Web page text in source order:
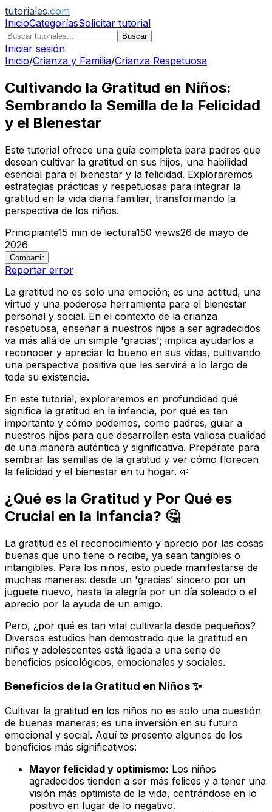
tutoriales.com
InicioCategoríasSolicitar tutorial
Buscar
Iniciar sesión
Inicio/Crianza y Familia/Crianza Respetuosa
Cultivando la Gratitud en Niños:
Sembrando la Semilla de la Felicidad
y el Bienestar
Este tutorial ofrece una guía completa para padres que
desean cultivar la gratitud en sus hijos, una habilidad
esencial para el bienestar y la felicidad. Exploraremos
estrategias prácticas y respetuosas para integrar la
gratitud en la vida diaria familiar, transformando la
perspectiva de los niños.
Principiante15 min de lectura150 views26 de mayo de
2026
Compartir
Reportar error
La gratitud no es solo una emoción; es una actitud, una
virtud y una poderosa herramienta para el bienestar
personal y social. En el contexto de la crianza
respetuosa, enseñar a nuestros hijos a ser agradecidos
va más allá de un simple 'gracias'; implica ayudarlos a
reconocer y apreciar lo bueno en sus vidas, cultivando
una perspectiva positiva que les servirá a lo largo de
toda su existencia.
En este tutorial, exploraremos en profundidad qué
significa la gratitud en la infancia, por qué es tan
importante y cómo podemos, como padres, guiar a
nuestros hijos para que desarrollen esta valiosa cualidad
de una manera auténtica y significativa. Prepárate para
sembrar las semillas de la gratitud y ver cómo florecen
la felicidad y el bienestar en tu hogar. 🌱
¿Qué es la Gratitud y Por Qué es
Crucial en la Infancia? 🤔
La gratitud es el reconocimiento y aprecio por las cosas
buenas que uno tiene o recibe, ya sean tangibles o
intangibles. Para los niños, esto puede manifestarse de
muchas maneras: desde un 'gracias' sincero por un
juguete nuevo, hasta la alegría por un día soleado o el
aprecio por la ayuda de un amigo.
Pero, ¿por qué es tan vital cultivarla desde pequeños?
Diversos estudios han demostrado que la gratitud en
niños y adolescentes está ligada a una serie de
beneficios psicológicos, emocionales y sociales.
Beneficios de la Gratitud en Niños ✨
Cultivar la gratitud en los niños no es solo una cuestión
de buenas maneras; es una inversión en su futuro
emocional y social. Aquí te presento algunos de los
beneficios más significativos:
Mayor felicidad y optimismo: Los niños
agradecidos tienden a ser más felices y a tener una
visión más optimista de la vida, centrándose en lo
positivo en lugar de lo negativo.